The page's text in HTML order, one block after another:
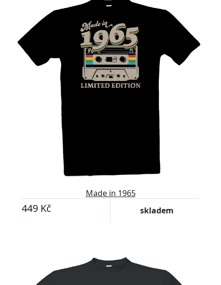
Made in 1965
449 Kč skladem